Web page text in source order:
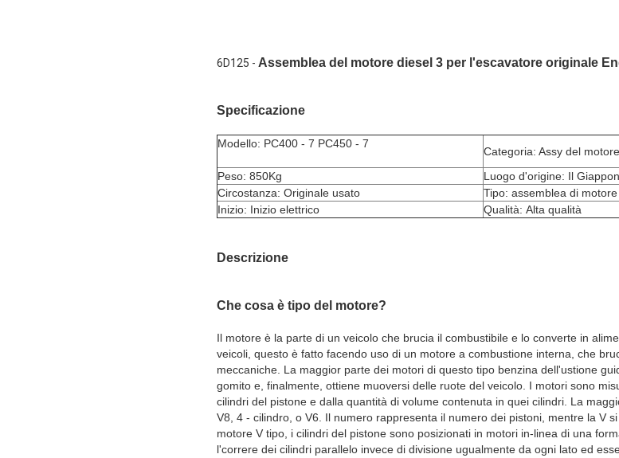
6D125 - Assemblea del motore diesel 3 per l'escavatore originale
Specificazione
Modello: PC400 - 7 PC450 - 7
Categoria: Assy del motore
Peso: 850Kg
Luogo d'origine: Il
Circostanza: Originale usato
Tipo: assemblea di motore
Inizio: Inizio elettrico
Qualità: Alta qualità
Descrizione
Che cosa è tipo del motore?
Il motore è la parte di un veicolo che brucia il combustibile e lo converte in
veicoli, questo è fatto facendo uso di un motore a combustione interna, che
meccaniche. La maggior parte dei motori di questo tipo benzina dell'ustione
gomito e, finalmente, ottiene muoversi delle ruote del veicolo. I motori sono
cilindri del pistone e dalla quantità di volume contenuta in quei cilindri. La
V8, 4 - cilindro, o V6. Il numero rappresenta il numero dei pistoni, mentre la V
motore V tipo, i cilindri del pistone sono posizionati in motori in-linea di una
l'correre dei cilindri parallelo invece di divisione ugualmente da ogni lato ed